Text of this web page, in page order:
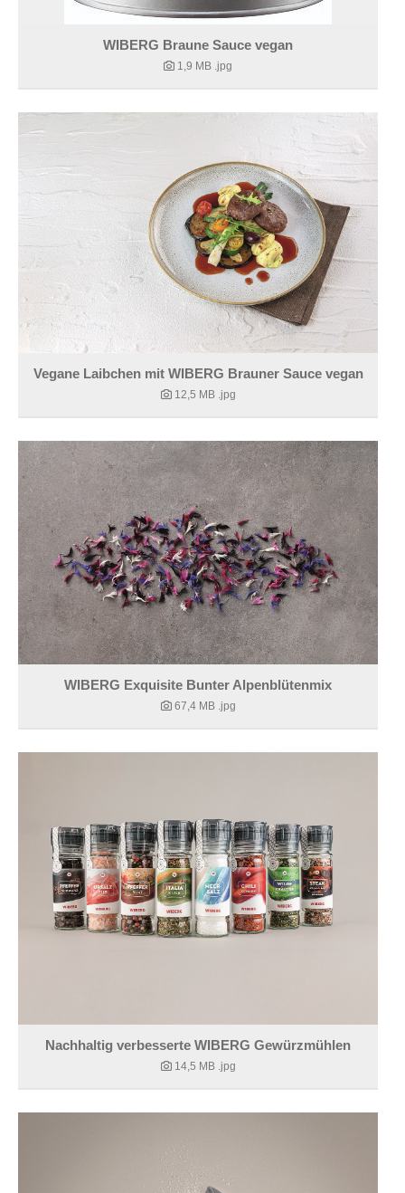
WIBERG Braune Sauce vegan
1,9 MB .jpg
Vegane Laibchen mit WIBERG Brauner Sauce vegan
12,5 MB .jpg
WIBERG Exquisite Bunter Alpenblütenmix
67,4 MB .jpg
Nachhaltig verbesserte WIBERG Gewürzmühlen
14,5 MB .jpg